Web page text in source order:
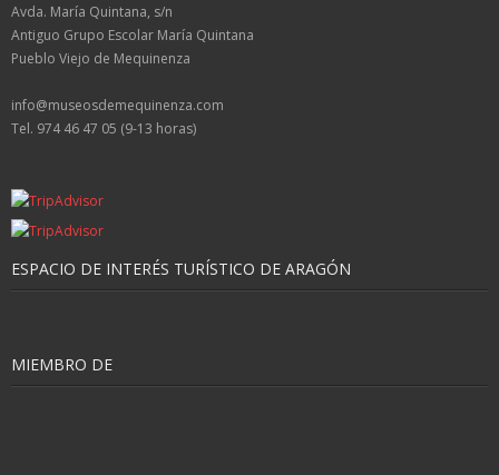
Avda. María Quintana, s/n
Antiguo Grupo Escolar María Quintana
Pueblo Viejo de Mequinenza
info@museosdemequinenza.com
Tel. 974 46 47 05 (9-13 horas)
ESPACIO DE INTERÉS TURÍSTICO DE ARAGÓN
MIEMBRO DE